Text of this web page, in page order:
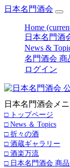
日本名門酒会
Home
日本名門酒
News &
名門酒会 商
ログイン
日本名門酒会メ
□ トップページ
□ News ＆ Topics
□ 折々の酒
□ 酒蔵ギャラリー
□ 酒楽万流
□ 日本名門酒会 商